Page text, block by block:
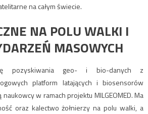
na całym świecie.
NA POLU WALKI I
MASOWYCH
pozyskiwania geo- i bio-danych z
platform latających i biosensorów
w ramach projektu MILGEOMED. Ma
oraz kalectwo żołnierzy na polu walki, a